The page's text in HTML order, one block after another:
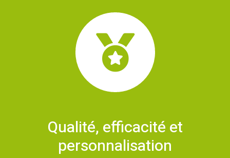
Qualité, efficacité et
personnalisation